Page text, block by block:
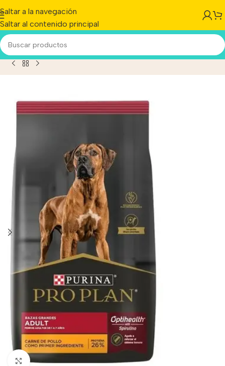
Saltar a la navegación
Saltar al contenido principal
/Pro Plan Dog Adulto Raza Grande X 3 Kg Sabuesosvet
Haga clic para ampliar